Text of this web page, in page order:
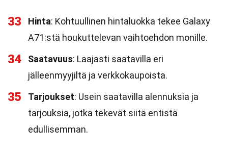
33 Hinta: Kohtuullinen hintaluokka tekee Galaxy
A71:stä houkuttelevan vaihtoehdon monille.
34 Saatavuus: Laajasti saatavilla eri
jälleenmyyjiltä ja verkkokaupoista.
35 Tarjoukset: Usein saatavilla alennuksia ja
tarjouksia, jotka tekevät siitä entistä
edullisemman.